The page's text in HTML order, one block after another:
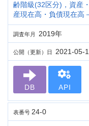
齢階級(32区分)，資産
産現在高・負債現在高
調査年月 2019年
公開（更新）日 2021-05-
DB API
表番号 24-0